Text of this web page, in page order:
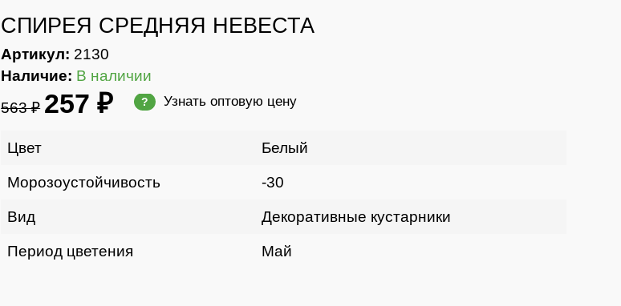
СПИРЕЯ СРЕДНЯЯ НЕВЕСТА
Артикул: 2130
Наличие: В наличии
563 ₽ 257 ₽ ? Узнать оптовую цену
Цвет Белый
Морозоустойчивость -30
Вид Декоративные кустарники
Период цветения Май